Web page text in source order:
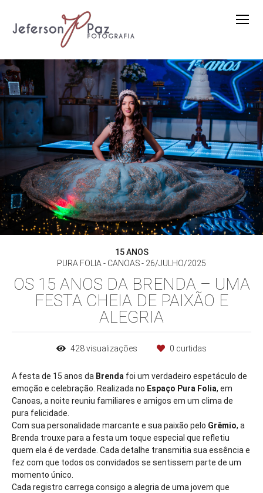
15 ANOS
PURA FOLIA - CANOAS
26/JULHO/2025
OS 15 ANOS DA BRENDA – UMA
FESTA CHEIA DE PAIXÃO E
ALEGRIA
428visualizações 0 curtidas
A festa de 15 anos da Brenda foi um verdadeiro espetáculo de
emoção e celebração. Realizada no Espaço Pura Folia, em
Canoas, a noite reuniu familiares e amigos em um clima de
pura felicidade.
Com sua personalidade marcante e sua paixão pelo Grêmio, a
Brenda trouxe para a festa um toque especial que refletiu
quem ela é de verdade. Cada detalhe transmitia sua essência e
fez com que todos os convidados se sentissem parte de um
momento único.
Cada registro carrega consigo a alegria de uma jovem que